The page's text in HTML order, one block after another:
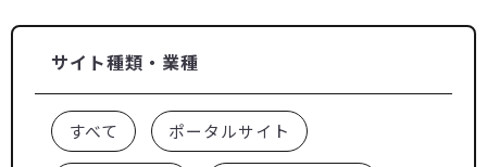
サイト種類・業種
すべて ポータルサイト